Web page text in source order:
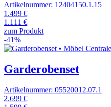
Artikelnummer: 12404150.1.15
1.499 €
1.111 €
zum Produkt
-41%
Garderobenset
Artikelnummer: 05520012.07.1
2.699 €